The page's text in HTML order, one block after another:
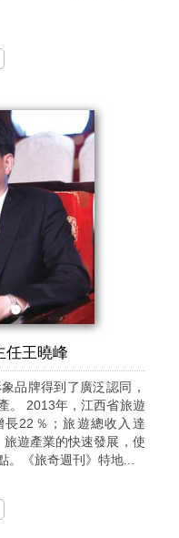
任王曉峰
品牌得到了廣泛認同，
。 2013年，江西省旅遊
22％；旅遊總收入達
遊產業的快速發展，使
。《旅奇週刊》特地...